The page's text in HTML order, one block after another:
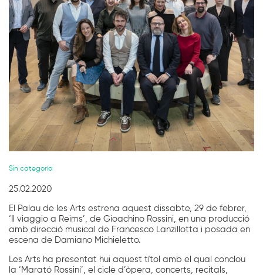
Sin categoría
25.02.2020
El Palau de les Arts estrena aquest dissabte, 29 de febrer,
‘Il viaggio a Reims’, de Gioachino Rossini, en una producció
amb direcció musical de Francesco Lanzillotta i posada en
escena de Damiano Michieletto.
Les Arts ha presentat hui aquest títol amb el qual conclou
la ‘Marató Rossini’, el cicle d’òpera, concerts, recitals,